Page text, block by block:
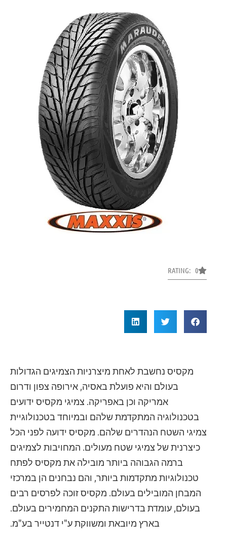
RATING: 0
מקסיס נחשבת לאחת מיצרניות הצמיגים הגדולות
בעולם והיא פועלת באסיה, אירופה צפון ודרום
אמריקה וכן באפריקה. צמיגי מקסיס ידועים
בטכנולוגיה המתקדמת שלהם ובמיוחד בטכנולוגיית
צמיגי השטח הנהדרים שלהם. מקסיס ידועה לפני הכל
כיצרנית של צמיגי שטח מעולים. המחויבות לצמיגים
ברמה הגבוהה ביותר מובילה את מקסיס לפתח
טכנולוגיות מתקדמות ביותר, והם נבחנים הן במרכזי
המבחן המובילים בעולם. מקסיס זוכה לפרסים רבים
בעולם, עומדת בדרישות התקנים המחמירים בעולם.
בארץ מיובאת ומשווקת ע"י דנטייר בע"מ.